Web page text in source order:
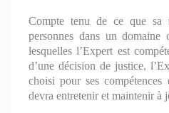
Compte tenu de ce que sa
personnes dans un domaine
lesquelles l’Expert est
d’une décision de justice,
choisi pour ses compétences
devra entretenir et maintenir à